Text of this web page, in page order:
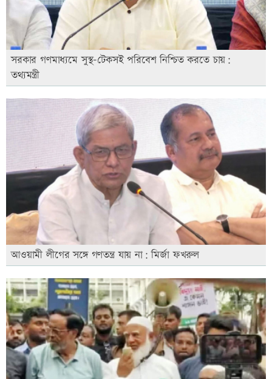
সরকার গণমাধ্যমে সুস্থ-টেকসই পরিবেশ নিশ্চিত করতে চায়:
তথ্যমন্ত্রী
আওয়ামী লীগের সঙ্গে গণতন্ত্র যায় না: মির্জা ফখরুল